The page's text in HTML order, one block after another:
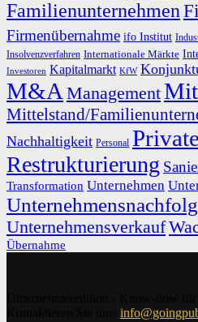
Familienunternehmen
Firmenübernahme ifo Institut
Insolvenzverfahren Internationale Märkte
Investoren Kapitalmarkt KfW
M&A Management
Mittelstand/
Nachhaltigkeit Personal
Restrukturierung
Transformation Unternehmen
Unternehmensverkauf
Übernahme